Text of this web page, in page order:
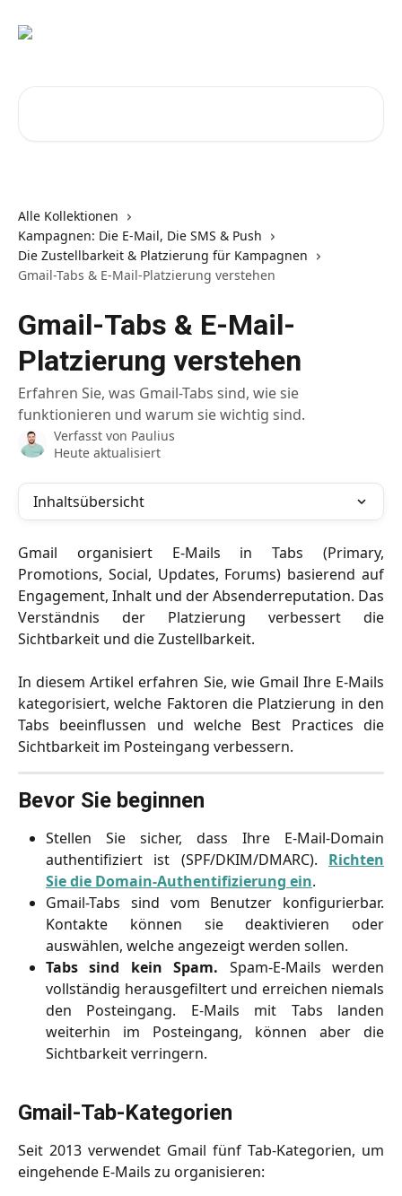
Alle Kollektionen
Kampagnen: Die E-Mail, Die SMS & Push
Die Zustellbarkeit & Platzierung für Kampagnen
Gmail-Tabs & E-Mail-Platzierung verstehen
Gmail-Tabs & E-Mail-
Platzierung verstehen
Erfahren Sie, was Gmail-Tabs sind, wie sie
funktionieren und warum sie wichtig sind.
Verfasst von Paulius
Heute aktualisiert
Inhaltsübersicht
Gmail organisiert E-Mails in Tabs (Primary,
Promotions, Social, Updates, Forums) basierend auf
Engagement, Inhalt und der Absenderreputation. Das
Verständnis der Platzierung verbessert die
Sichtbarkeit und die Zustellbarkeit.
In diesem Artikel erfahren Sie, wie Gmail Ihre E-Mails
kategorisiert, welche Faktoren die Platzierung in den
Tabs beeinflussen und welche Best Practices die
Sichtbarkeit im Posteingang verbessern.
Bevor Sie beginnen
Stellen Sie sicher, dass Ihre E-Mail-Domain
authentifiziert ist (SPF/DKIM/DMARC). Richten
Sie die Domain-Authentifizierung ein.
Gmail-Tabs sind vom Benutzer konfigurierbar.
Kontakte können sie deaktivieren oder
auswählen, welche angezeigt werden sollen.
Tabs sind kein Spam. Spam-E-Mails werden
vollständig herausgefiltert und erreichen niemals
den Posteingang. E-Mails mit Tabs landen
weiterhin im Posteingang, können aber die
Sichtbarkeit verringern.
Gmail-Tab-Kategorien
Seit 2013 verwendet Gmail fünf Tab-Kategorien, um
eingehende E-Mails zu organisieren: